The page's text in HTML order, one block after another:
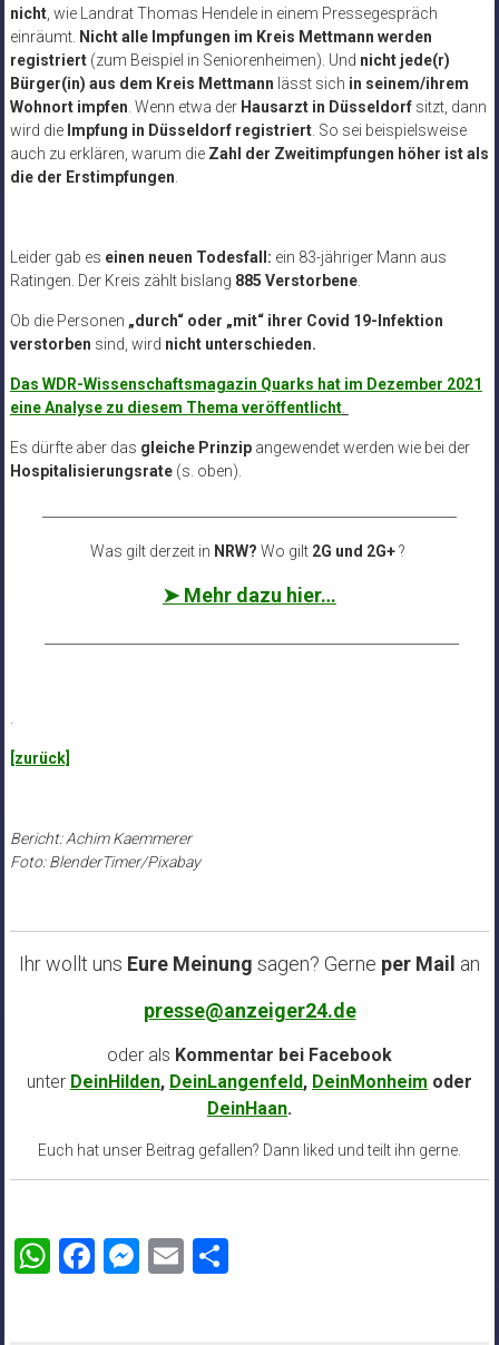
nicht, wie Landrat Thomas Hendele in einem Pressegespräch
einräumt. Nicht alle Impfungen im Kreis Mettmann werden
registriert(zum Beispiel in Seniorenheimen). Und nicht jede(r)
Bürger(in) aus dem Kreis Mettmann lässt sich in seinem/ihrem
Wohnort impfen . Wenn etwa der Hausarzt in Düsseldorfsitzt, dann
wird die Impfung in Düsseldorf registriert. So sei beispielsweise
auch zu erklären, warum die Zahl der Zweitimpfungen höher ist als
die der Erstimpfungen
Leider gab es einen neuen Todesfall: ein 83-jähriger Mann aus
Ratingen. Der Kreis zählt bislang 885 Verstorbene.
Ob die Personen „durch“ oder „mit“ ihrer Covid 19-Infektion
verstorben sind, wird nicht unterschieden.
Das WDR-Wissenschaftsmagazin Quarks hat im Dezember 2021
eine Analyse zu diesem Thema veröffentlicht.
Es dürfte aber das gleiche Prinzipangewendet werden wie bei der
Hospitalisierungsrate(s. oben).
Was gilt derzeit in NRW? Wo gilt 2G und 2G+?
➤ Mehr dazu hier…
[zurück]
Bericht: Achim Kaemmerer
Foto: BlenderTimer/Pixabay
Ihr wollt uns Eure Meinung sagen? Gerne per Mail an
presse@anzeiger24.de
oder als Kommentar bei Facebook
unter DeinHilden, DeinLangenfeld, DeinMonheim oder
DeinHaan.
Euch hat unser Beitrag gefallen? Dann liked und teilt ihn gerne.
WhatsApp
Facebook
Messenger
EmailTeilen